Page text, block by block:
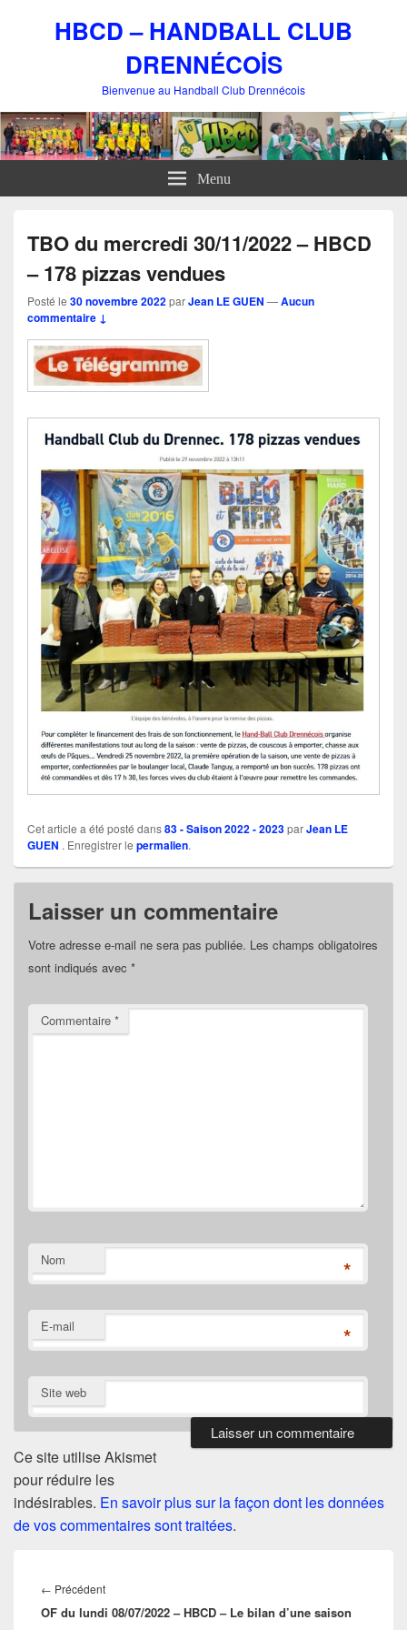
HBCD – HANDBALL CLUB
DRENNÉCOİS
Bienvenue au Handball Club Drennécois
Menu
TBO du mercredi 30/11/2022 – HBCD
– 178 pizzas vendues
Posté le 30 novembre 2022parJean LE GUEN —Aucun
commentaire ↓
Cet article a été posté dans83 - Saison 2022 - 2023parJean LE
GUEN . Enregistrer le permalien.
Laisser un commentaire
Votre adresse e-mail ne sera pas publiée. Les champs obligatoires
sont indiqués avec *
Commentaire *
Nom *
E-mail *
Site web
Ce site utilise Akismet
pour réduire les
indésirables. En savoir plus sur la façon dont les données
de vos commentaires sont traitées.
de
l’article
← PrécédentArticle
précédent :
OF du lundi 08/07/2022 – HBCD – Le bilan d’une saison